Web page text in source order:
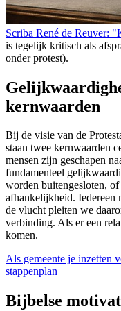
Scriba René de Reuver:
is tegelijk kritisch als
onder protest).
kernwaarden
Bij de visie van de
staan twee kernwaarden
mensen zijn geschapen
fundamenteel
worden buitengesloten,
afhankelijkheid. Iedereen
de vlucht pleiten we
verbinding. Als er een
komen.
Als gemeente je inzetten
stappenplan
Bijbelse